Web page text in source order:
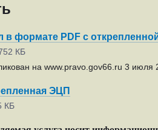
в формате PDF с
КБ
на www.pravo.gov66.ru 3 июля
ЭЦП
КБ